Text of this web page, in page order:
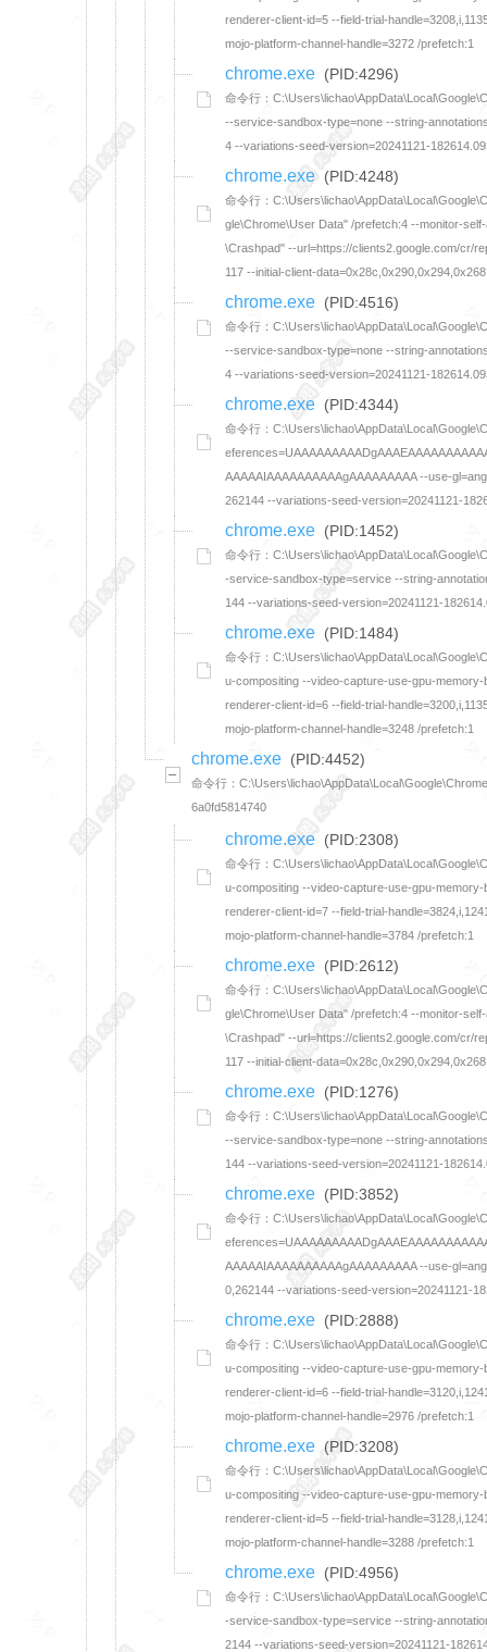
renderer-client-id=5 --field-trial-
mojo-platform-channel-handle=3272 /prefetch:1
chrome.exe (PID:4296)
命令行：
--service-sandbox-type=none --string-
4 --variations-seed-version=20241121-
chrome.exe (PID:4248)
命令行：
gle\Chrome\User Data" /prefetch:4 --monitor-
\Crashpad" --url=https://clients2.google.com/cr/
117 --initial-client-
chrome.exe (PID:4516)
命令行：
--service-sandbox-type=none --string-
4 --variations-seed-version=20241121-
chrome.exe (PID:4344)
命令行：
AAAAAIAAAAAAAAAAgAAAAAAAAA --use-
262144 --variations-seed-version=20241121-
chrome.exe (PID:1452)
命令行：
-service-sandbox-type=service --string-
144 --variations-seed-version=20241121-
chrome.exe (PID:1484)
命令行：
u-compositing --video-capture-use-gpu-
renderer-client-id=6 --field-trial-
mojo-platform-channel-handle=3248 /prefetch:1
chrome.exe (PID:4452)
命令行：
6a0fd5814740
chrome.exe (PID:2308)
命令行：
u-compositing --video-capture-use-gpu-
renderer-client-id=7 --field-trial-
mojo-platform-channel-handle=3784 /prefetch:1
chrome.exe (PID:2612)
命令行：
gle\Chrome\User Data" /prefetch:4 --monitor-
\Crashpad" --url=https://clients2.google.com/cr/
117 --initial-client-
chrome.exe (PID:1276)
命令行：
--service-sandbox-type=none --string-
144 --variations-seed-version=20241121-
chrome.exe (PID:3852)
命令行：
AAAAAIAAAAAAAAAAgAAAAAAAAA --use-
0,262144 --variations-seed-version=20241121-
chrome.exe (PID:2888)
命令行：
u-compositing --video-capture-use-gpu-
renderer-client-id=6 --field-trial-
mojo-platform-channel-handle=2976 /prefetch:1
chrome.exe (PID:3208)
命令行：
u-compositing --video-capture-use-gpu-
renderer-client-id=5 --field-trial-
mojo-platform-channel-handle=3288 /prefetch:1
chrome.exe (PID:4956)
命令行：
-service-sandbox-type=service --string-
2144 --variations-seed-version=20241121-